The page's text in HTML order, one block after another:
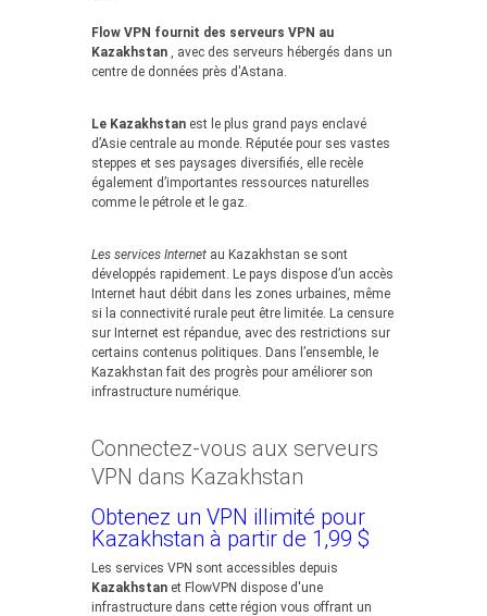
Flow VPN fournit des serveurs VPN au
Kazakhstan , avec des serveurs hébergés dans un
centre de données près d'Astana.
Le Kazakhstan est le plus grand pays enclavé
d’Asie centrale au monde. Réputée pour ses vastes
steppes et ses paysages diversifiés, elle recèle
également d’importantes ressources naturelles
comme le pétrole et le gaz.
Les services Internet au Kazakhstan se sont
développés rapidement. Le pays dispose d’un accès
Internet haut débit dans les zones urbaines, même
si la connectivité rurale peut être limitée. La censure
sur Internet est répandue, avec des restrictions sur
certains contenus politiques. Dans l’ensemble, le
Kazakhstan fait des progrès pour améliorer son
infrastructure numérique.
Connectez-vous aux serveurs
VPN dans Kazakhstan
Obtenez un VPN illimité pour
Kazakhstan à partir de 1,99 $
Les services VPN sont accessibles depuis
Kazakhstan et FlowVPN dispose d'une
infrastructure dans cette région vous offrant un